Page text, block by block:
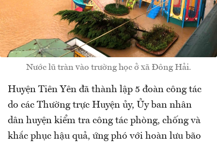
Nước lũ tràn vào trường học ở xã Đông Hải.
Huyện Tiên Yên đã thành lập 5 đoàn công tác
do các Thường trực Huyện ủy, Ủy ban nhân
dân huyện kiểm tra công tác phòng, chống và
khắc phục hậu quả, ứng phó với hoàn lưu bão